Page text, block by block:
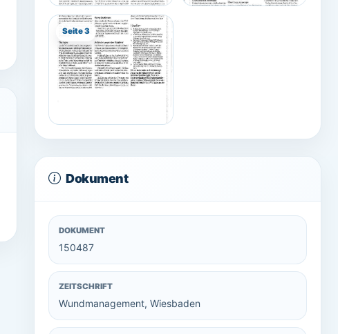
Seite 3
Dokument
DOKUMENT
150487
ZEITSCHRIFT
Wundmanagement, Wiesbaden